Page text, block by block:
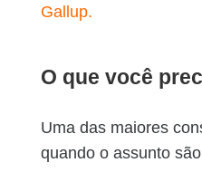
Gallup.
O que você
Uma das maiores
quando o assunto